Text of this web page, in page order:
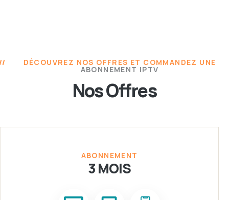
DÉCOUVREZ NOS OFFRES ET COMMANDEZ UNE
ABONNEMENT IPTV
Nos Offres
ABONNEMENT
3 MOIS